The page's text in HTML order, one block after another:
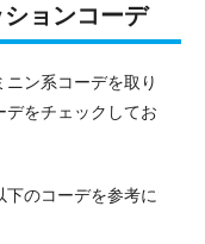
ョンコーデ
ン系コーデを取り
デをチェックしてお
のコーデを参考に